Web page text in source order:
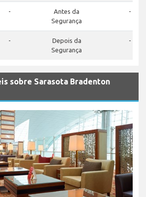
-
Antes da
Segurança
-
-
Depois da
Segurança
-
sobre Sarasota Bradenton